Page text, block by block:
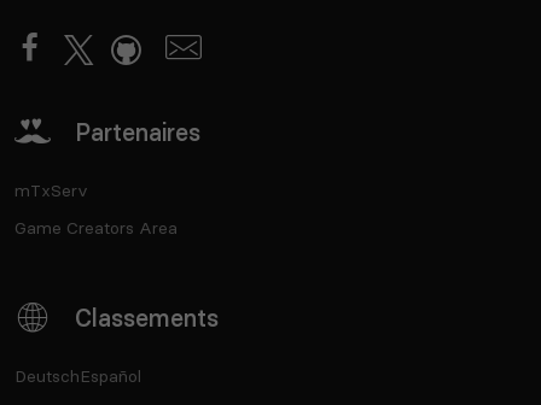
Partenaires
mTxServ
Game Creators Area
Classements
DeutschEspañol